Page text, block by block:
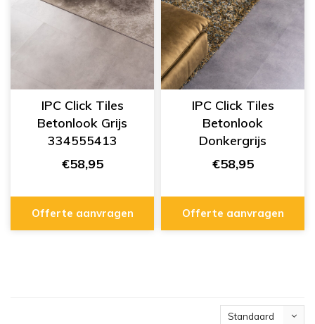
IPC Click Tiles
Betonlook Grijs
334555413
€58,95
Offerte aanvragen
IPC Click Tiles
Betonlook
Donkergrijs
334555414
€58,95
Offerte aanvragen
Standaard